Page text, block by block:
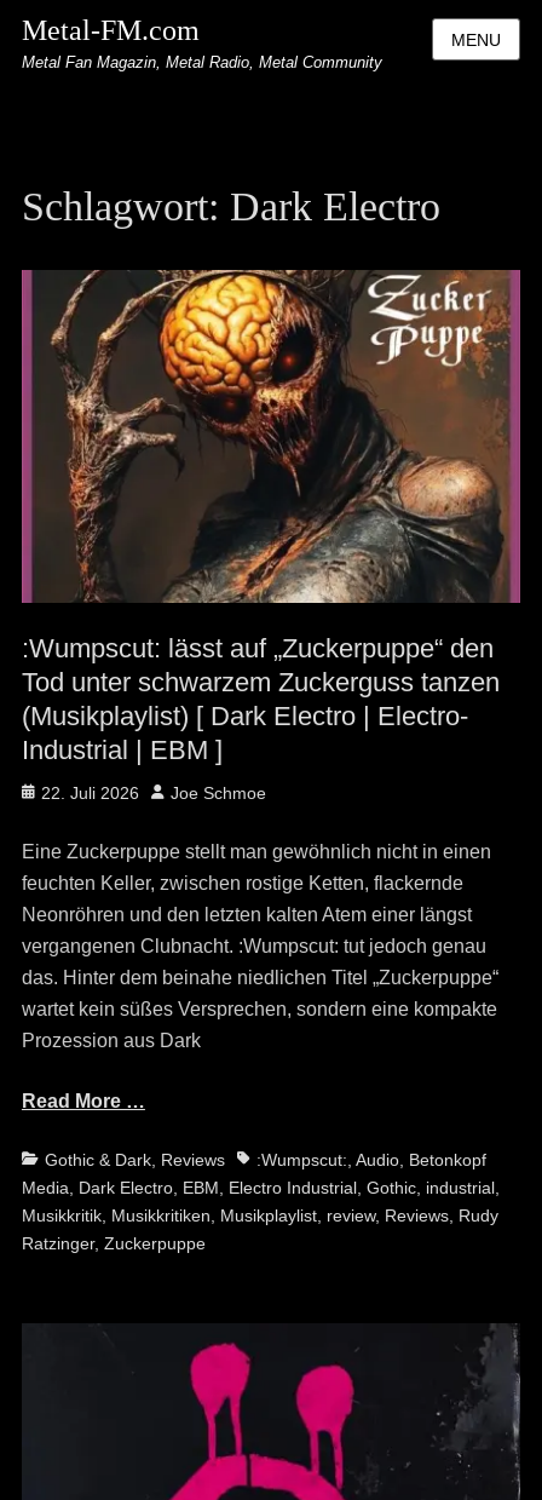
Metal-FM.com
Metal Fan Magazin, Metal Radio, Metal Community
MENU
Schlagwort: Dark Electro
:Wumpscut: lässt auf „Zuckerpuppe“ den
Tod unter schwarzem Zuckerguss tanzen
(Musikplaylist) [ Dark Electro | Electro-
Industrial | EBM ]
Posted
22. Juli 2026 Author
Joe Schmoe
Eine Zuckerpuppe stellt man gewöhnlich nicht in einen
feuchten Keller, zwischen rostige Ketten, flackernde
Neonröhren und den letzten kalten Atem einer längst
vergangenen Clubnacht. :Wumpscut: tut jedoch genau
das. Hinter dem beinahe niedlichen Titel „Zuckerpuppe“
wartet kein süßes Versprechen, sondern eine kompakte
Prozession aus Dark
Read More …
Categories
Gothic & Dark, Reviews Tags:Wumpscut: Audio, Betonkopf
Media
Dark Electro, EBM Electro Industrial, Gothic, industrial,
Musikkritik, Musikkritiken Musikplaylist, review, Reviews, Rudy
Ratzinger, Zuckerpuppe